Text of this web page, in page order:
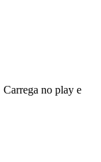
no play e